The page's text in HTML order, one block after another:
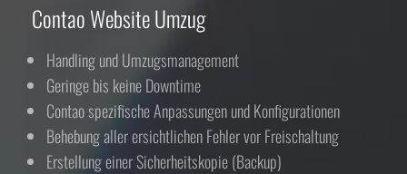
Contao Website Umzug
Handling und Umzugsmanagement
Geringe bis keine Downtime
Contao spezifische Anpassungen und Konfigurationen
Behebung aller ersichtlichen Fehler vor Freischaltung
Erstellung einer Sicherheitskopie (Backup)